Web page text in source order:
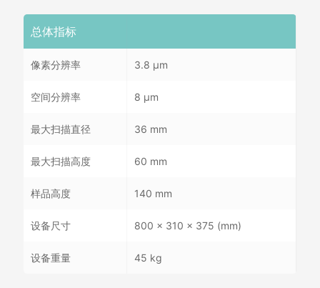
总体指标
像素分辨率 3.8 µm
空间分辨率 8 µm
最大扫描直径 36 mm
最大扫描高度 60 mm
样品高度 140 mm
设备尺寸 800 x 310 x 375 (mm)
设备重量 45 kg